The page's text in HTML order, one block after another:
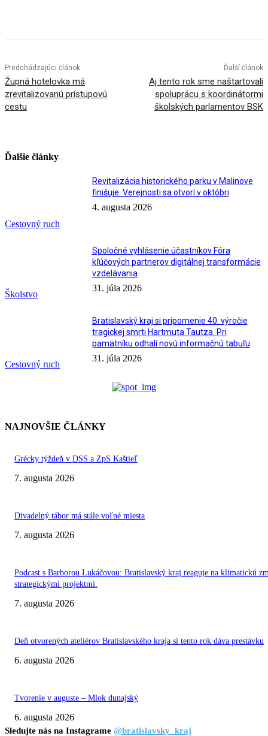
Predchádzajúci článok
Župná hotelovka má
zrevitalizovanú prístupovú
cestu
Ďalší článok
Aj tento rok sme naštartovali
spoluprácu s koordinátormi
školských parlamentov BSK
Ďalšie články
Cestovný ruch
Revitalizácia historického parku v Malinove
finišuje. Verejnosti sa otvorí v októbri
4. augusta 2026
Školstvo
Spoločné vyhlásenie účastníkov Fóra
kľúčových partnerov digitálnej transformácie
vzdelávania
31. júla 2026
Cestovný ruch
Bratislavský kraj si pripomenie 40. výročie
tragickej smrti Hartmuta Tautza. Pri
pamätníku odhalí novú informačnú tabuľu
31. júla 2026
NAJNOVŠIE ČLÁNKY
Grécky týždeň v DSS a ZpS Kaštieľ
7. augusta 2026
Divadelný tábor má stále voľné miesta
7. augusta 2026
Podcast s Barborou Lukáčovou: Bratislavský kraj reaguje na klimatickú
strategickými projektmi.
7. augusta 2026
Deň otvorených ateliérov Bratislavského kraja si tento rok dáva prestávku
6. augusta 2026
Tvorenie v auguste – Mlok dunajský
6. augusta 2026
Sledujte nás na Instagrame @bratislavsky_kraj